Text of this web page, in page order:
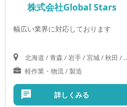
株式会社Global Stars
幅広い業界に対応しております
北海道 / 青森 / 岩手 / 宮城 / 秋田 / 山形 / 福島 / 茨城 / 栃木 / 群馬 / 埼玉 / 千葉 / 東京 / 神奈川 / 新潟 / 富山 / 石川 / 福井 / 山梨 / 長野 / 岐阜 / 静岡 / 愛知 / 三重 / 滋賀 / 京都 / 大阪 / 兵庫 / 奈良 / 和歌山 / 鳥取 / 島根 / 岡山 / 広島 / 山口 / 徳島 / 香川 / 愛媛 / 高知 / 福岡 / 佐賀 / 長崎 / 熊本 / 大分 / 宮崎 / 鹿児島 / 沖縄
軽作業・物流 / 製造
詳しくみる